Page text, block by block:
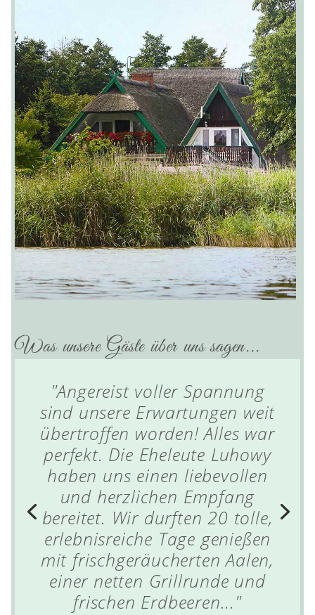
Was unsere Gäste über uns sagen...
"Angereist voller Spannung
sind unsere Erwartungen weit
übertroffen worden! Alles war
perfekt. Die Eheleute Luhowy
haben uns einen liebevollen
und herzlichen Empfang
bereitet. Wir durften 20 tolle,
erlebnisreiche Tage genießen
mit frischgeräucherten Aalen,
einer netten Grillrunde und
frischen Erdbeeren..."